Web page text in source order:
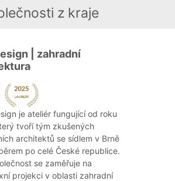
z kraje
| zahradní
je ateliér fungující od roku
tvoří tým zkušených
architektů se sídlem v Brně
po celé České republice.
se zaměřuje na
projekci v oblasti zahradní